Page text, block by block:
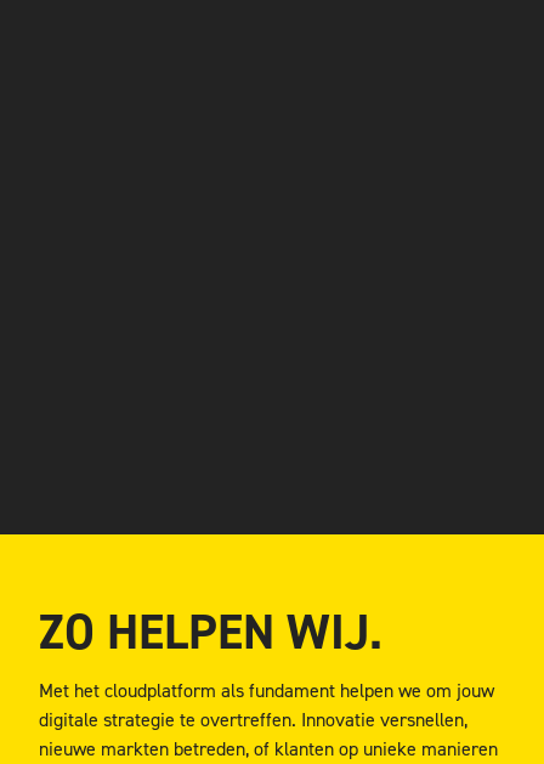
ZO HELPEN WIJ.
Met het cloudplatform als fundament helpen we om jouw
digitale strategie te overtreffen. Innovatie versnellen,
nieuwe markten betreden, of klanten op unieke manieren